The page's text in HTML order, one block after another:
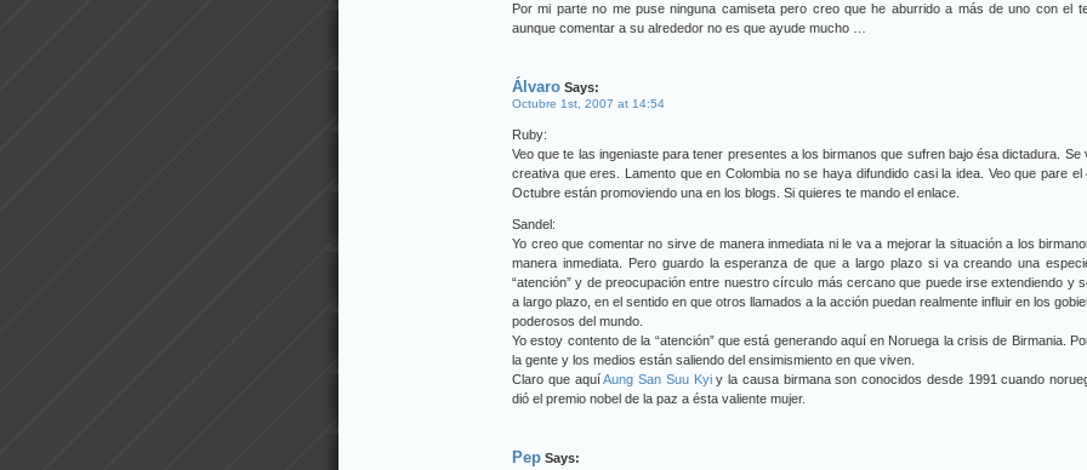
Por mi parte no me puse ninguna camiseta pero creo que he aburrido a más de uno con el
aunque comentar a su alrededor no es que ayude mucho …
Álvaro Says:
Octubre 1st, 2007 at 14:54
Ruby:
Veo que te las ingeniaste para tener presentes a los birmanos que sufren bajo ésa dictadura. Se
creativa que eres. Lamento que en Colombia no se haya difundido casi la idea. Veo que pare el
Octubre están promoviendo una en los blogs. Si quieres te mando el enlace.
Sandel:
Yo creo que comentar no sirve de manera inmediata ni le va a mejorar la situación a los
manera inmediata. Pero guardo la esperanza de que a largo plazo si va creando una
“atención” y de preocupación entre nuestro círculo más cercano que puede irse extendiendo y
a largo plazo, en el sentido en que otros llamados a la acción puedan realmente influir en los
poderosos del mundo.
Yo estoy contento de la “atención” que está generando aquí en Noruega la crisis de Birmania.
la gente y los medios están saliendo del ensimismiento en que viven.
Claro que aquíAung San Suu Kyiy la causa birmana son conocidos desde 1991 cuando
dió el premio nobel de la paz a ésta valiente mujer.
Pep Says: